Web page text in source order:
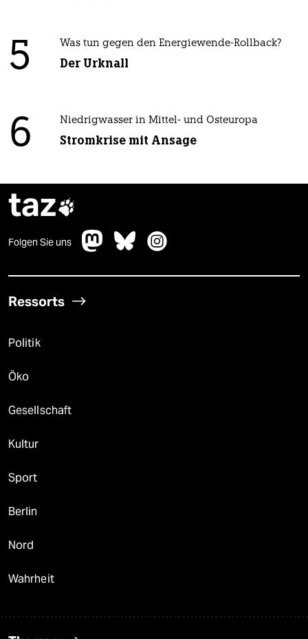
5 Was tun gegen den Energiewende-Rollback?
Der Urknall
6 Niedrigwasser in Mittel- und Osteuropa
Stromkrise mit Ansage
taz
Folgen Sie uns
Ressorts
Politik
Öko
Gesellschaft
Kultur
Sport
Berlin
Nord
Wahrheit